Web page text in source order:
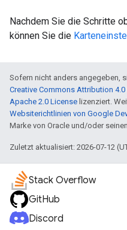
Nachdem Sie die Schritte
können Sie die
Sofern nicht anders angegeben,
Creative Commons Attribution
Apache 2.0 License lizenziert.
Websiterichtlinien von Google
Marke von Oracle und/oder
Zuletzt aktualisiert: 2026-07-12
Stack Overflow
GitHub
Discord